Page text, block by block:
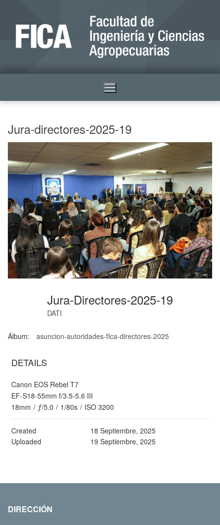
Jura-directores-2025-19
Jura-Directores-2025-19
DATI
Álbum: asuncion-autoridades-fIca-directores-2025
DETAILS
Canon EOS Rebel T7
EF-S18-55mm f/3.5-5.6 III
18mm / ƒ/5.0 / 1/80s / ISO 3200
Created
18 Septiembre, 2025
Uploaded
19 Septiembre, 2025
DIRECCIÓN